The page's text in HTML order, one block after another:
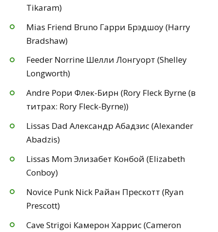
Tikaram)
Mias Friend Bruno Гарри Брэдшоу (Harry
Bradshaw)
Feeder Norrine Шелли Лонгуорт (Shelley
Longworth)
Andre Рори Флек-Бирн (Rory Fleck Byrne (в
титрах: Rory Fleck-Byrne))
Lissas Dad Александр Абадзис (Alexander
Abadzis)
Lissas Mom Элизабет Конбой (Elizabeth
Conboy)
Novice Punk Nick Райан Прескотт (Ryan
Prescott)
Cave Strigoi Камерон Харрис (Cameron